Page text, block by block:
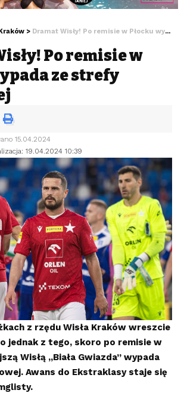
> Dramat Wisły! Po remisie w Płocku wypada ze strefy barażowej
Po remisie w
ze strefy
19.04.2024 10:39
15.04.2024
z rzędu Wisła Kraków wreszcie
jednak z tego, skoro po remisie w
Wisłą ,,Biała Gwiazda’’ wypada
Awans do Ekstraklasy staje się